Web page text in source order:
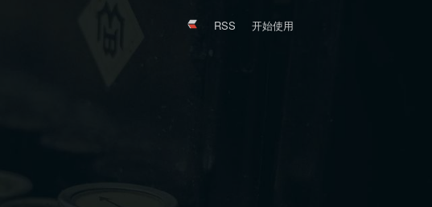
RSS 开始使用